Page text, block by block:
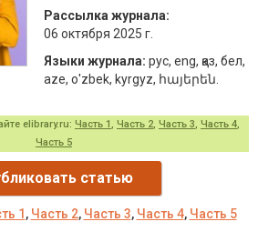
Рассылка журнала:
06 октября 2025 г.
Языки журнала: рус, eng, қаз, бел,
aze, о'zbek, kyrgyz, հայերեն.
elibrary.ru: Часть 1, Часть 2, Часть 3, Часть 4,
Часть 5
статью
1 , Часть 2, Часть 3, Часть 4, Часть 5